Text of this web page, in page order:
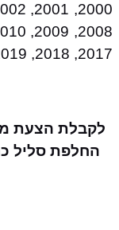
2017, 2018, 2019, 2020, 2021
לקבלת הצעת
החלפת סליל